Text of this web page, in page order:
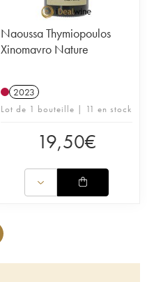
Naoussa Thymiopoulos
Xinomavro Nature
2023
Lot de 1 bouteille | 11 en stock
19,50€